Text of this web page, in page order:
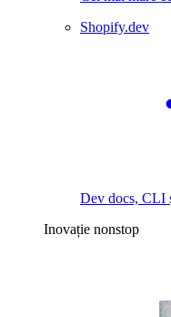
Shopify.dev
Dev docs, CLI
Inovație nonstop